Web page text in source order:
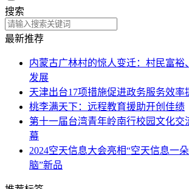
搜索
最新推荐
内蒙古广林村的惊人变迁：村民富裕
发展
天津出台17项措施促进政务服务效率
桃李满天下：远程教育援助开创佳绩
第十一届台湾青年岭南行校园文化交
幕
2024空天信息大会亮相“空天信息一
脑”新品